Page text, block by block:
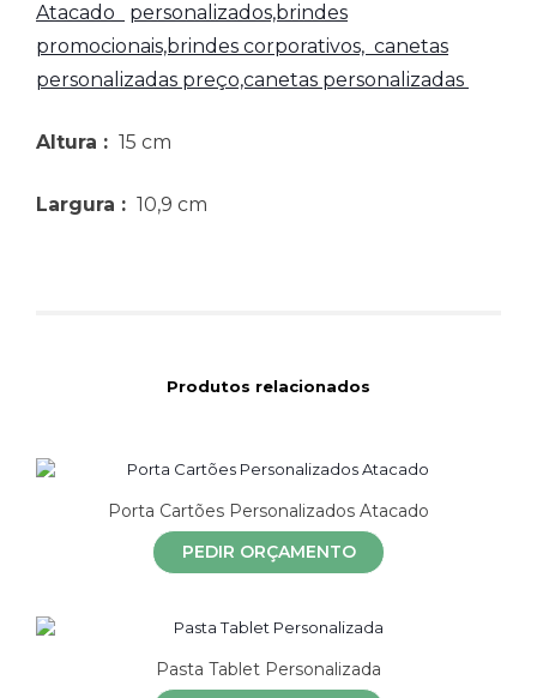
Atacado
personalizados,brindes
promocionais,brindes corporativos, canetas
personalizadas preço,canetas personalizadas
Altura : 15 cm
Largura : 10,9 cm
Produtos relacionados
Porta Cartões Personalizados Atacado
PEDIR ORÇAMENTO
Pasta Tablet Personalizada